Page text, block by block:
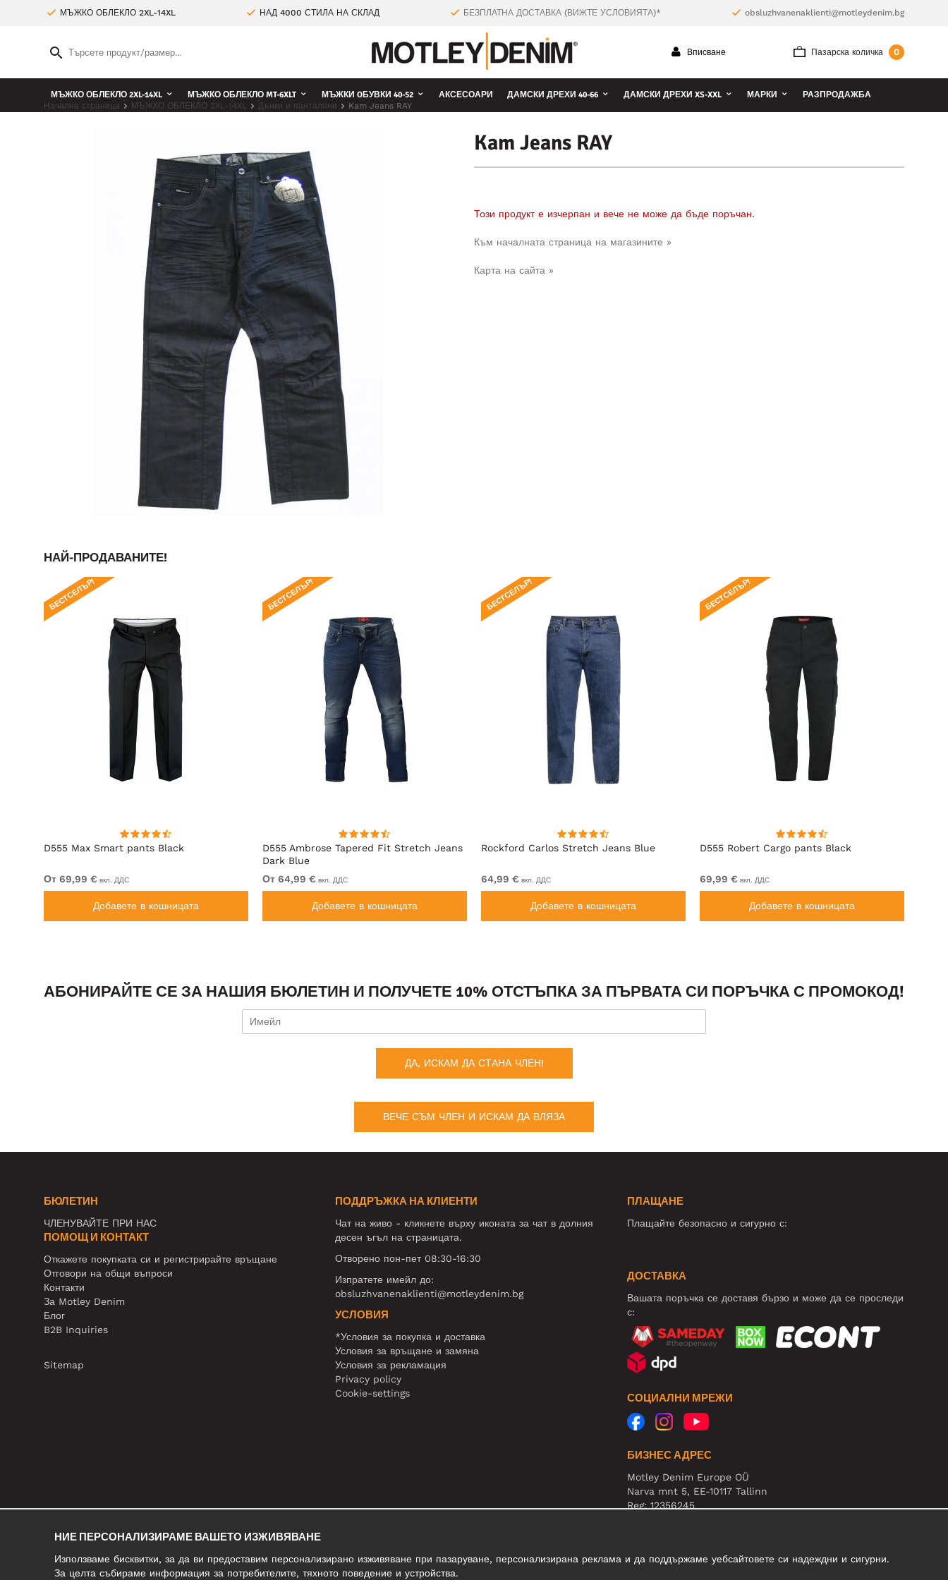
МЪЖКО ОБЛЕКЛО 2XL-14XL НАД 4000 СТИЛА НА СКЛАД БЕЗПЛАТНА ДОСТАВКА (ВИЖТЕ УСЛОВИЯТА)* obsluzhvanenaklienti@motleydenim.bg
Пазарска количка 0
Вписване
МЪЖКО ОБЛЕКЛО 2XL-14XL МЪЖКО ОБЛЕКЛО MT-6XLT МЪЖКИ OБУВКИ 40-52 АКСЕСОАРИ ДАМСКИ ДРЕХИ 40-66 ДАМСКИ ДРЕХИ XS-XXL МАРКИ РАЗПРОДАЖБА
Начална страница МЪЖКО ОБЛЕКЛО 2XL-14XL Дънки и панталони Kam Jeans RAY
Kam Jeans RAY
Този продукт е изчерпан и вече не може да бъде поръчан.
Към началната страница на магазините »
Карта на сайта »
НАЙ-ПРОДАВАНИТЕ!
D555 Max Smart pants Black
БЕСТСЕЛЪР!
От 69,99 € вкл. ДДС
Добавете в кошницата
D555 Ambrose Tapered Fit Stretch Jeans
Dark Blue
БЕСТСЕЛЪР!
От 64,99 € вкл. ДДС
Добавете в кошницата
Rockford Carlos Stretch Jeans Blue
БЕСТСЕЛЪР!
64,99 € вкл. ДДС
Добавете в кошницата
D555 Robert Cargo pants Black
БЕСТСЕЛЪР!
69,99 € вкл. ДДС
Добавете в кошницата
АБОНИРАЙТЕ СЕ ЗА НАШИЯ БЮЛЕТИН И ПОЛУЧЕТЕ 10% ОТСТЪПКА ЗА ПЪРВАТА СИ ПОРЪЧКА С ПРОМОКОД!
ДА, ИСКАМ ДА СТАНА ЧЛЕН!
ВЕЧЕ СЪМ ЧЛЕН И ИСКАМ ДА ВЛЯЗА
БЮЛЕТИН
ЧЛЕНУВАЙТЕ ПРИ НАС
ПОМОЩ И КОНТАКТ
Откажете покупката си и регистрирайте връщане
Отговори на общи въпроси
Контакти
За Motley Denim
Блог
B2B Inquiries
Sitemap
ПОДДРЪЖКА НА КЛИЕНТИ
Чат на живо - кликнете върху иконата за чат в долния
десен ъгъл на страницата.
Отворено пон-пет 08:30-16:30
Изпратете имейл до:
obsluzhvanenaklienti@motleydenim.bg
УСЛОВИЯ
*Условия за покупка и доставка
Условия за връщане и замяна
Условия за рекламация
Privacy policy
Cookie-settings
ПЛАЩАНЕ
Плащайте безопасно и сигурно с:
ДОСТАВКА
Вашата поръчка се доставя бързо и може да се проследи
с:
СОЦИАЛНИ МРЕЖИ
БИЗНЕС АДРЕС
Motley Denim Europe OÜ
Narva mnt 5, EE-10117 Tallinn
Reg: 12356245
НИЕ ПЕРСОНАЛИЗИРАМЕ ВАШЕТО ИЗЖИВЯВАНЕ
Използваме бисквитки, за да ви предоставим персонализирано изживяване при пазаруване, персонализирана реклама и да поддържаме уебсайтовете си надеждни и сигурни.
За целта събираме информация за потребителите, тяхното поведение и устройства.